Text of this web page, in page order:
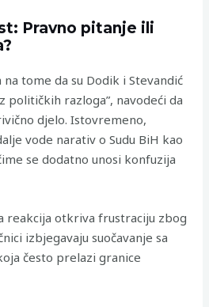
Pravno pitanje ili
tome da su Dodik i Stevandić
političkih razloga”, navodeći da
djelo. Istovremeno,
vode narativ o Sudu BiH kao
se dodatno unosi konfuzija
reakcija otkriva frustraciju zbog
izbjegavaju suočavanje sa
često prelazi granice